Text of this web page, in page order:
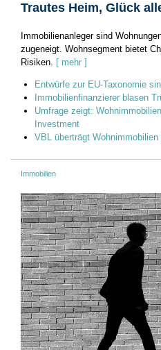
Trautes Heim, Glück
Immobilienanleger sind
zugeneigt. Wohnsegment bietet
Risiken. [ mehr ]
Entwürfe zur EU-Taxonomie
Immobilienfinanzierer blasen
Umfrage zeigt:
Investment
VBL überträgt
Immobilien